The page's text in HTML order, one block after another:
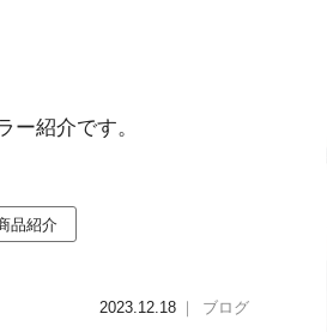
紹介です。
品紹介
2023.12.18 ｜ ブログ